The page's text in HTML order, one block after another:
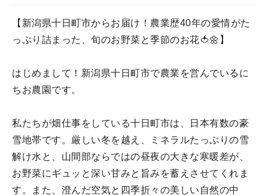
【新潟県十日町市からお届け！農業歴40年の愛情がた
っぷり詰まった、旬のお野菜と季節のお花🍅🌼】
はじめまして！新潟県十日町市で農業を営んでいるに
ちお農園です。
私たちが畑仕事をしている十日町市は、日本有数の豪
雪地帯です。厳しい冬を越え、ミネラルたっぷりの雪
解け水と、山間部ならではの昼夜の大きな寒暖差が、
お野菜にギュッと深い甘みと旨みを蓄えさせてくれま
す。また、澄んだ空気と四季折々の美しい自然の中